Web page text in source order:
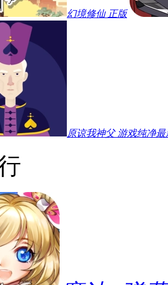
幻境修仙 正版
原谅我神父 游戏纯净最